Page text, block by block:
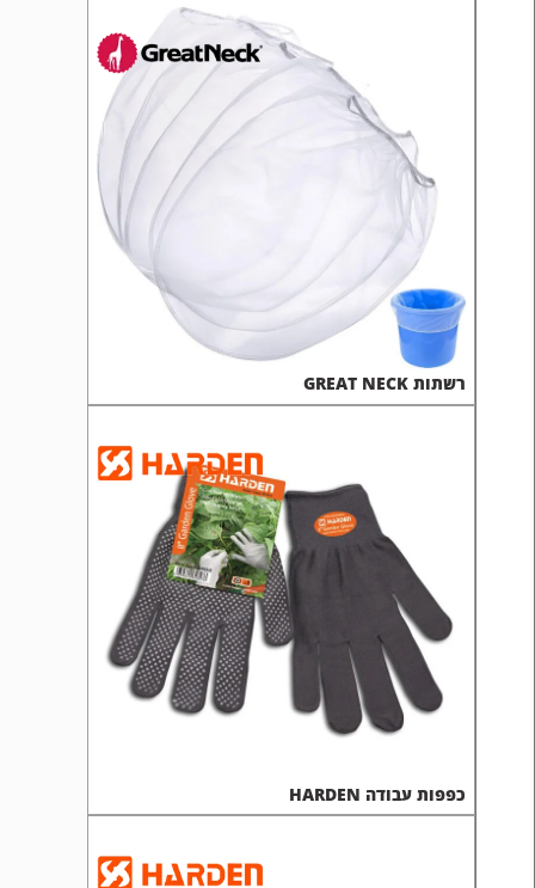
רשתות GREAT NECK
כפפות עבודה HARDEN